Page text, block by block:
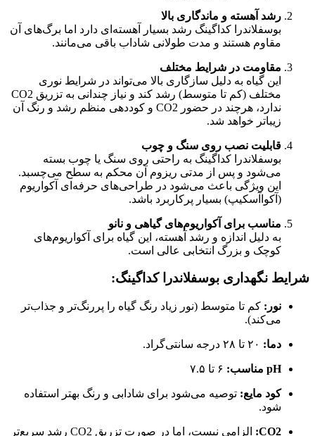
رشد آهسته و ماندگاری بالا
بوسفلاندرا کداگینگ رشد بسیار آهسته‌ای دارد اما برگ‌های آن
مقاوم هستند و مدت طولانی شاداب باقی می‌مانند.
مقاومت در شرایط مختلف
این گیاه به دلیل سازگاری بالا می‌تواند در شرایط نوری
مختلف (کم تا متوسط) رشد کند و نیاز چندانی به تزریق CO2
ندارد، هرچند در حضور CO2 و کوددهی منظم رشد و رنگ آن
زیباتر خواهد شد.
قابلیت نصب روی سنگ و چوب
بوسفلاندرا کداگینگ به راحتی روی سنگ یا چوب بسته
می‌شود و پس از مدتی ریزوم آن محکم به سطح می‌چسبد.
این ویژگی باعث می‌شود در طراحی‌های حرفه‌ای آکواریوم
(آکواآسکیپ) بسیار پرکاربرد باشد.
مناسب برای آکواریوم‌های گیاهی و نانو
به دلیل اندازه و رشد آهسته، این گیاه برای آکواریوم‌های
کوچک و بزرگ انتخابی عالی است.
شرایط نگهداری بوسفلاندرا کداگینگ:
نور: کم تا متوسط (نور زیاد رنگ گیاه را پررنگ‌تر و جذاب‌تر
می‌کند).
دما:
pH مناسب:
کود مایع: توصیه می‌شود برای شادابی و رنگ بهتر استفاده
شود.
CO2: الزامی نیست، اما در صورت تزریق CO2 رشد سریع‌تر